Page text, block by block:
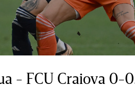
- FCU Craiova 0-